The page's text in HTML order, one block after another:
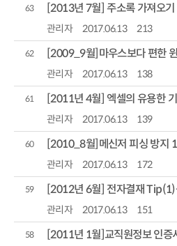
63 [2013년 7월] 주소록 가져오기
관리자 2017.06.13 213
62 [2009_9월]마우스보다 편한
관리자 2017.06.13 138
61 [2011년 4월] 엑셀의 유용한
관리자 2017.06.13 139
60 [2010_8월]메신저 피싱 방지
관리자 2017.06.13 172
59 [2012년 6월] 전자결재
관리자 2017.06.13 151
58 [2011년 1월]교직원정보 인증